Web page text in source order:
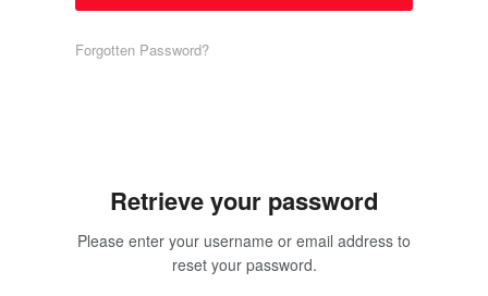
Forgotten Password?
Retrieve your password
Please enter your username or email address to
reset your password.